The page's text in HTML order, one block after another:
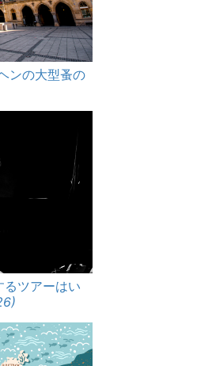
ンの大型蚤の
ツアーはい